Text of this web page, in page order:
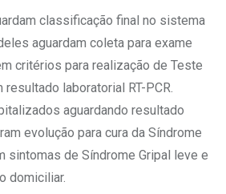
classificação final no sistema
aguardam coleta para exame
critérios para realização de Teste
laboratorial RT-PCR.
aguardando resultado
evolução para cura da Síndrome
sintomas de Síndrome Gripal leve e
domiciliar.